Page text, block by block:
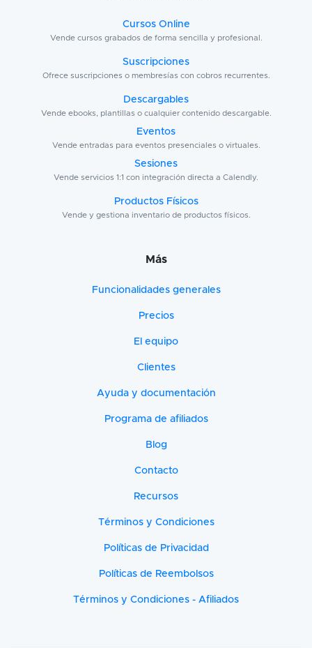
Cursos Online
Vende cursos grabados de forma sencilla y profesional.
Suscripciones
Ofrece suscripciones o membresías con cobros recurrentes.
Descargables
Vende ebooks, plantillas o cualquier contenido descargable.
Eventos
Vende entradas para eventos presenciales o virtuales.
Sesiones
Vende servicios 1:1 con integración directa a Calendly.
Productos Físicos
Vende y gestiona inventario de productos físicos.
Más
Funcionalidades generales
Precios
El equipo
Clientes
Ayuda y documentación
Programa de afiliados
Blog
Contacto
Recursos
Términos y Condiciones
Políticas de Privacidad
Políticas de Reembolsos
Términos y Condiciones - Afiliados